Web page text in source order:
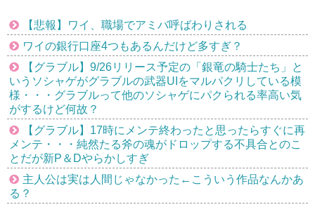
【悲報】ワイ、職場でアミバ呼ばわりされる
ワイの銀行口座4つもあるんだけど多すぎ？
【グラブル】9/26リリース予定の「銀竜の騎士たち」と
いうソシャゲがグラブルの武器UIをマルパクリしている模
様・・・グラブルって他のソシャゲにパクられる率高い気
がするけど何故？
【グラブル】17時にメンテ終わったと思ったらすぐに再
メンテ・・・純然たる斧の魂がドロップする不具合とのこ
とだが新P＆Dやらかしすぎ
主人公は実は人間じゃなかった←こういう作品なんかあ
る？